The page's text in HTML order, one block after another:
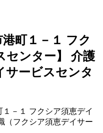
港町１－１ フク
センター】 介護
サービスセンタ
－１ フクシア須恵デイ
（フクシア須恵デイサー